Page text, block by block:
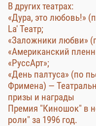
В других театрах:
«Дура, это любовь!»
La' Театр;
«Заложники любви»
«Американский
«РуссАрт»;
«День палтуса» (по
Фримена) —
призы и награды
Премия "Киношок" в
роли" за 1996 год.